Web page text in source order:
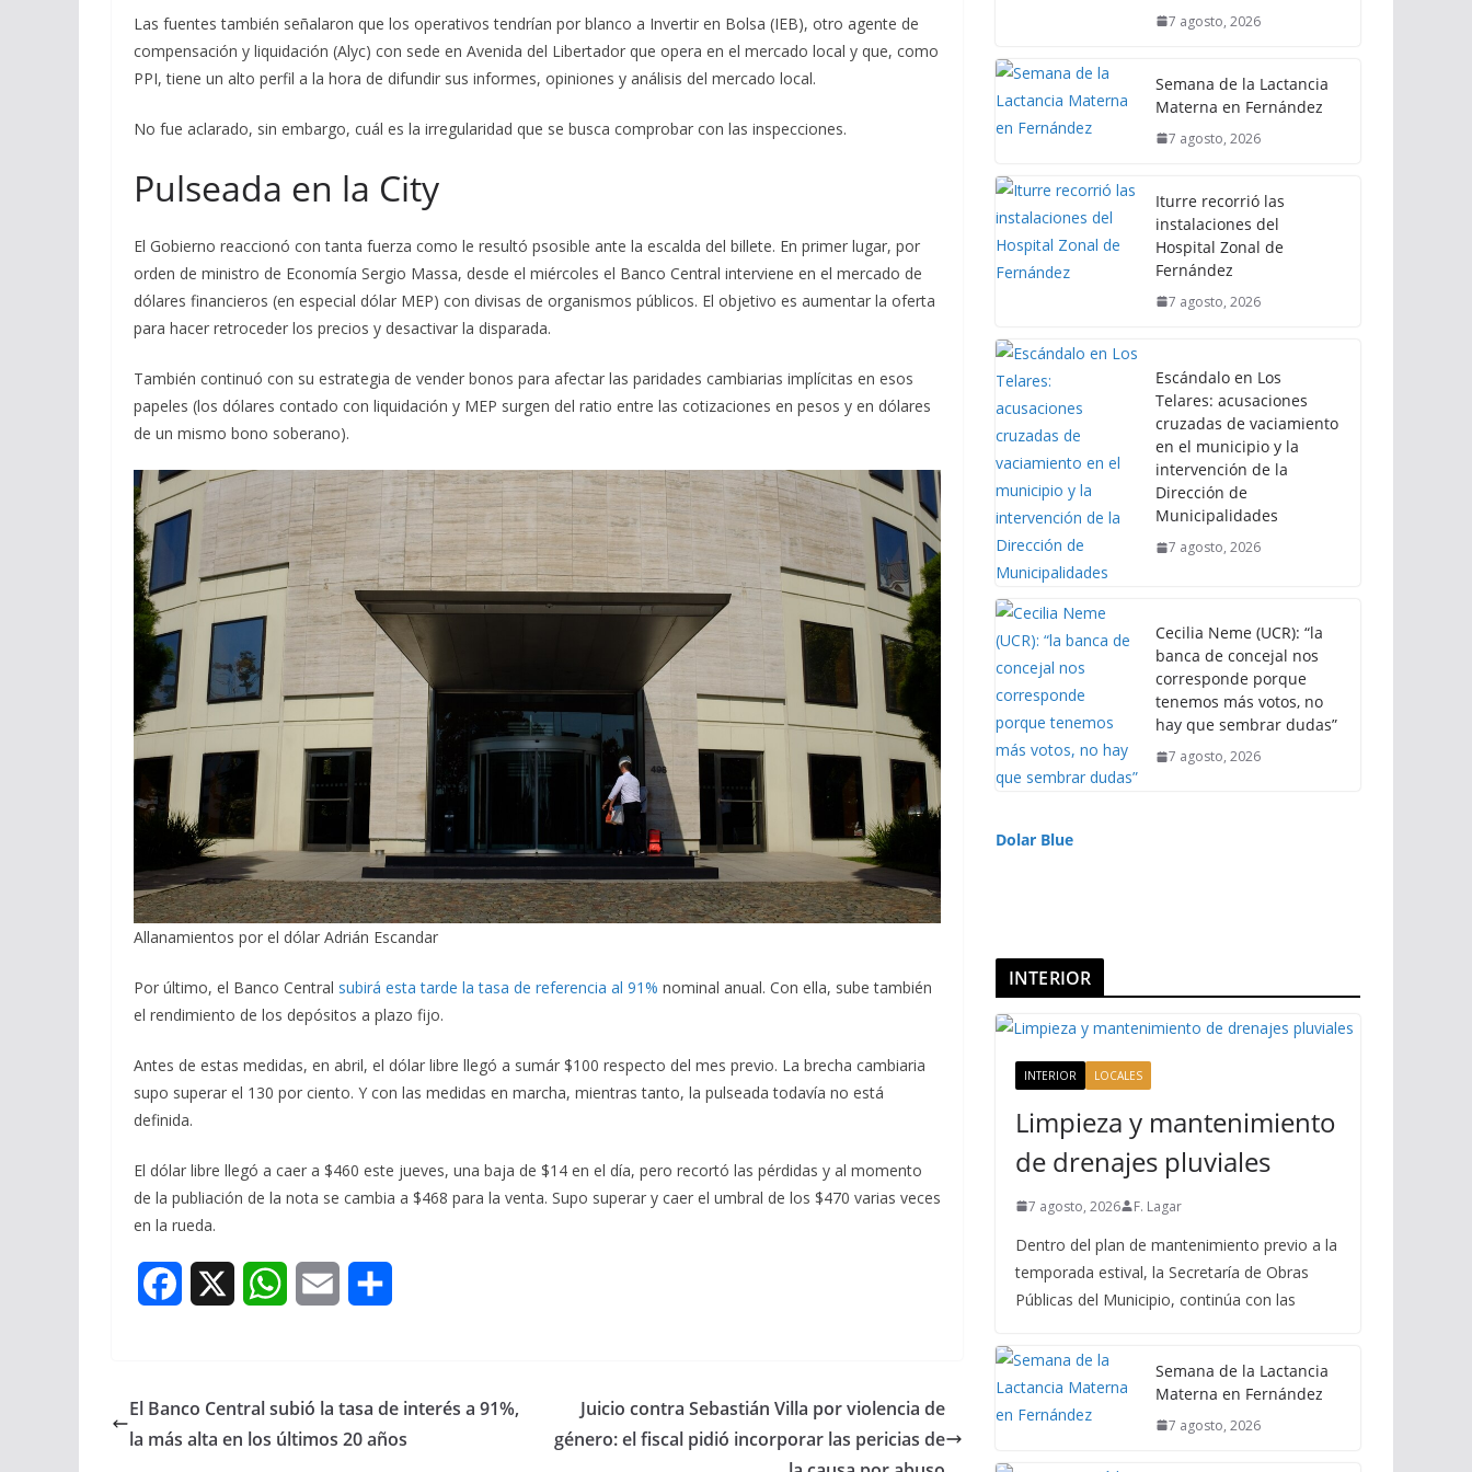
Las fuentes también señalaron que los operativos tendrían por blanco a Invertir en Bolsa (IEB), otro agente de
compensación y liquidación (Alyc) con sede en Avenida del Libertador que opera en el mercado local y que, como
PPI, tiene un alto perfil a la hora de difundir sus informes, opiniones y análisis del mercado local.
No fue aclarado, sin embargo, cuál es la irregularidad que se busca comprobar con las inspecciones.
Pulseada en la City
El Gobierno reaccionó con tanta fuerza como le resultó psosible ante la escalda del billete. En primer lugar, por
orden de ministro de Economía Sergio Massa, desde el miércoles el Banco Central interviene en el mercado de
dólares financieros (en especial dólar MEP) con divisas de organismos públicos. El objetivo es aumentar la oferta
para hacer retroceder los precios y desactivar la disparada.
También continuó con su estrategia de vender bonos para afectar las paridades cambiarias implícitas en esos
papeles (los dólares contado con liquidación y MEP surgen del ratio entre las cotizaciones en pesos y en dólares
de un mismo bono soberano).
Allanamientos por el dólar Adrián Escandar
Por último, el Banco Central subirá esta tarde la tasa de referencia al 91% nominal anual. Con ella, sube también
el rendimiento de los depósitos a plazo fijo.
Antes de estas medidas, en abril, el dólar libre llegó a sumár $100 respecto del mes previo. La brecha cambiaria
supo superar el 130 por ciento. Y con las medidas en marcha, mientras tanto, la pulseada todavía no está
definida.
El dólar libre llegó a caer a $460 este jueves, una baja de $14 en el día, pero recortó las pérdidas y al momento
de la publiación de la nota se cambia a $468 para la venta. Supo superar y caer el umbral de los $470 varias veces
en la rueda.
e
W
t
i
r
El Banco Central subió la tasa de interés a 91%,
la más alta en los últimos 20 años
Juicio contra Sebastián Villa por violencia de
género: el fiscal pidió incorporar las pericias de
7 agosto, 2026
Semana de la Lactancia
Materna en Fernández
7 agosto, 2026
Iturre recorrió las
instalaciones del
Hospital Zonal de
Fernández
7 agosto, 2026
Escándalo en Los
Telares: acusaciones
cruzadas de vaciamiento
en el municipio y la
intervención de la
Dirección de
Municipalidades
7 agosto, 2026
Cecilia Neme (UCR): “la
banca de concejal nos
corresponde porque
tenemos más votos, no
hay que sembrar dudas”
7 agosto, 2026
Dolar Blue
INTERIOR
INTERIOR LOCALES
Limpieza y mantenimiento
de drenajes pluviales
7 agosto, 2026 F. Lagar
Dentro del plan de mantenimiento previo a la
temporada estival, la Secretaría de Obras
Públicas del Municipio, continúa con las
Semana de la Lactancia
Materna en Fernández
7 agosto, 2026